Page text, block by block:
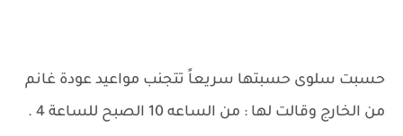
حسبت سلوى حسبتها سريعاً تتجنب مواعيد عودة غانم
من الخارج وقالت لها : من الساعه 10 الصبح للساعة 4 .